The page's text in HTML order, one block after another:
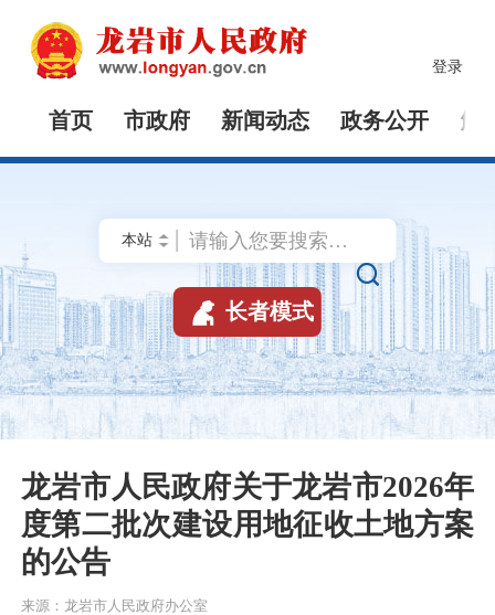
登录
首页 市政府 新闻动态 政务公开 解

 长者模式
龙岩市人民政府关于龙岩市2026年
度第二批次建设用地征收土地方案
的公告
来源：龙岩市人民政府办公室